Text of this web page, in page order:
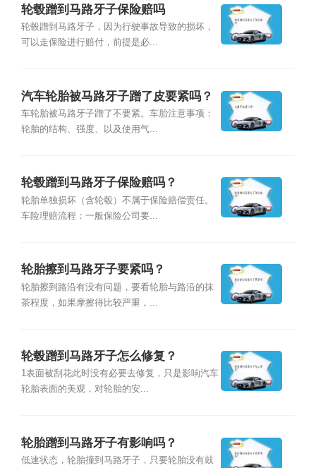
轮毂蹭到马路牙子保险赔吗
轮毂蹭到马路牙子，因为行驶事故导致的损坏，
可以走保险进行赔付，前提是必...
汽车轮胎被马路牙子蹭了皮要紧吗？
车轮胎被马路牙子蹭了不要紧。车胎注意事项：
轮胎的结构、强度、以及使用气...
轮毂蹭到马路牙子保险赔吗？
轮胎单独损坏（含轮毂）不属于保险赔偿责任。
车险理赔流程：一般保险公司要...
轮胎擦到马路牙子要紧吗？
轮胎擦到路沿有没有问题，要看轮胎与路沿的抹
茶程度，如果摩擦得比较严重，...
轮毂蹭到马路牙子怎么修复？
1表面被刮花此时没有必要去修复，只是影响汽车
轮胎表面的美观，对轮胎的安...
轮胎蹭到马路牙子有影响吗？
低速状态，轮胎撞到马路牙子，只要轮胎没有鼓